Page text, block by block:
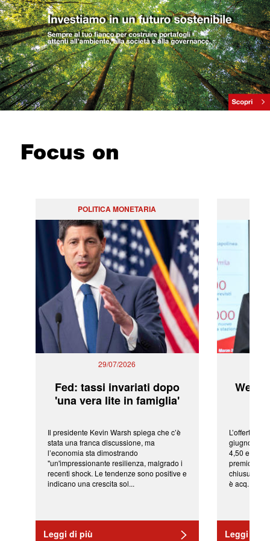
Focus on
POLITICA MONETARIA
29/07/2026
Fed: tassi invariati dopo
'una vera lite in famiglia'
Il presidente Kevin Warsh spiega che c’è
stata una franca discussione, ma
l’economia sta dimostrando
"un'impressionante resilienza, malgrado i
recenti shock. Le tendenze sono positive e
indicano una crescita sol...
Leggi di più
L’offerta
giugno da
4,50 euro
premio di
chiusura
è acq...
Leggi di